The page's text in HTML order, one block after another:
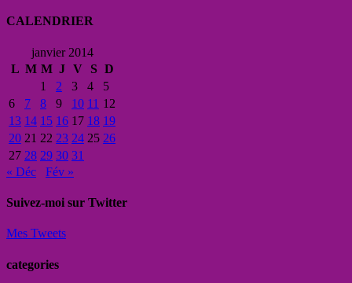
CALENDRIER
janvier 2014
L M M J V S D
1
2 3 4
5
6
7 8 9 10 11 12
13 14 15 16 17 18 19
20 21 22 23 24 25 26
27 28 29 30 31
« Déc
Fév »
Suivez-moi sur Twitter
Mes Tweets
categories